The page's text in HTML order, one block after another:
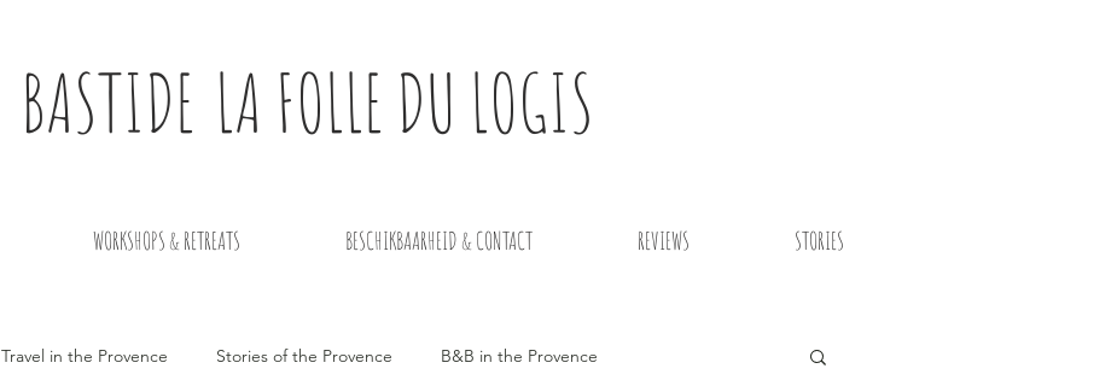
BASTIDE LA FOLLE DU LOGIS
WORKSHOPS & RETREATS BESCHIKBAARHEID & CONTACT REVIEWS STORIES
Travel in the Provence Stories of the Provence B&B in the Provence